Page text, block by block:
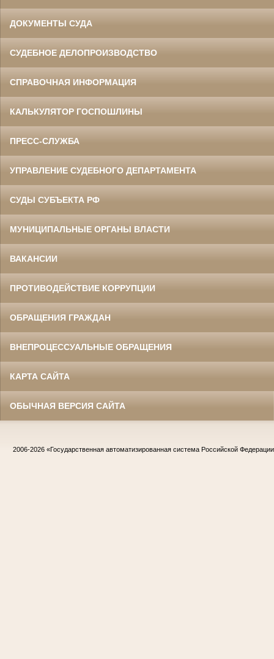
ДОКУМЕНТЫ СУДА
СУДЕБНОЕ ДЕЛОПРОИЗВОДСТВО
СПРАВОЧНАЯ ИНФОРМАЦИЯ
КАЛЬКУЛЯТОР ГОСПОШЛИНЫ
ПРЕСС-СЛУЖБА
УПРАВЛЕНИЕ СУДЕБНОГО ДЕПАРТАМЕНТА
СУДЫ СУБЪЕКТА РФ
МУНИЦИПАЛЬНЫЕ ОРГАНЫ ВЛАСТИ
ВАКАНСИИ
ПРОТИВОДЕЙСТВИЕ КОРРУПЦИИ
ОБРАЩЕНИЯ ГРАЖДАН
ВНЕПРОЦЕССУАЛЬНЫЕ ОБРАЩЕНИЯ
КАРТА САЙТА
ОБЫЧНАЯ ВЕРСИЯ САЙТА
2006-2026 «Государственная автоматизированная система Российской